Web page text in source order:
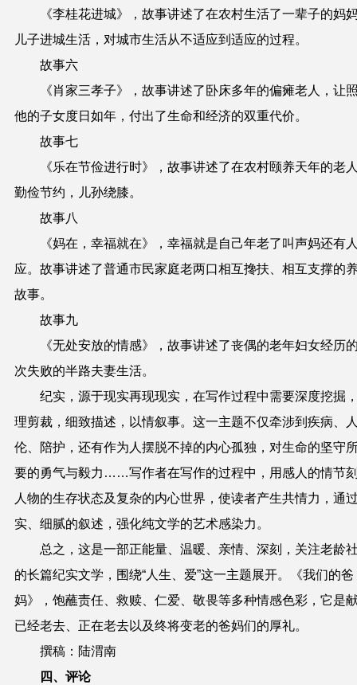
《李桂花进城》，故事讲述了在农村生活了一辈子的妈
儿子进城生活，对城市生活从不适应到适应的过程。
故事六
《肖家三孝子》，故事讲述了卧床多年的偏瘫老人，让
他的子女度日如年，付出了生命和经济的双重代价。
故事七
《乐在节俭进行时》，故事讲述了在农村颐养天年的老
勤俭节约，儿孙绕膝。
故事八
《妈在，幸福就在》，幸福就是自己年老了叫声妈还有
应。故事讲述了普通市民家庭老两口相互搀扶、相互支撑的
故事。
故事九
《无处安放的情感》，故事讲述了丧偶的老年妇女经历
次失败的半路夫妻生活。
纪实，源于现实再现现实，在写作过程中需要深度挖掘
理剪裁，细致描述，以情叙事。这一主题不仅牵涉到疾病、
伦、陪护，还有作为人摆脱不掉的内心孤独，对生命的坚守
要的勇气与毅力……写作者在写作的过程中，用感人的情节
人物的生存状态及复杂的内心世界，使读者产生共情力，通
实、细腻的叙述，强化纯文学的艺术感染力。
总之，这是一部正能量、温暖、亲情、深刻，关注老龄
的长篇纪实文学，围绕“人生、爱”这一主题展开。《我们的爸
妈》，饱蘸责任、救赎、仁爱、敬畏等多种情感色彩，它是
已经老去、正在老去以及终将变老的爸妈们的厚礼。
撰稿：陆渭南
四、评论